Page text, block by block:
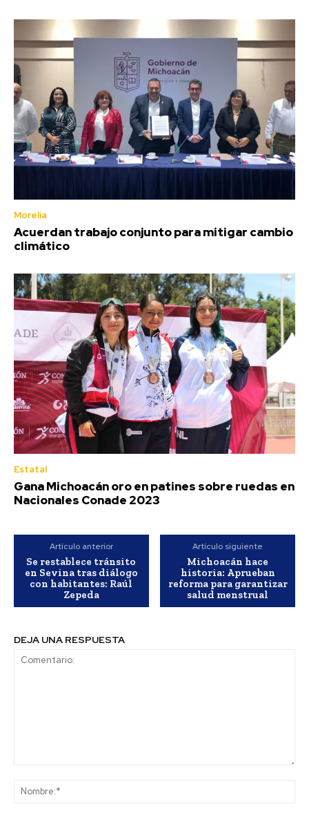
Morelia
Acuerdan trabajo conjunto para mitigar cambio
climático
Estatal
Gana Michoacán oro en patines sobre ruedas en
Nacionales Conade 2023
Artículo anterior
Se restablece tránsito
en Sevina tras diálogo
con habitantes: Raúl
Zepeda
Artículo siguiente
Michoacán hace
historia: Aprueban
reforma para garantizar
salud menstrual
DEJA UNA RESPUESTA